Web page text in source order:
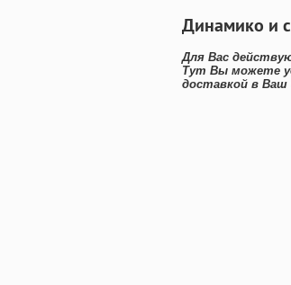
Динамико и
Для Вас
Тут Вы можете
доставкой в Ваш